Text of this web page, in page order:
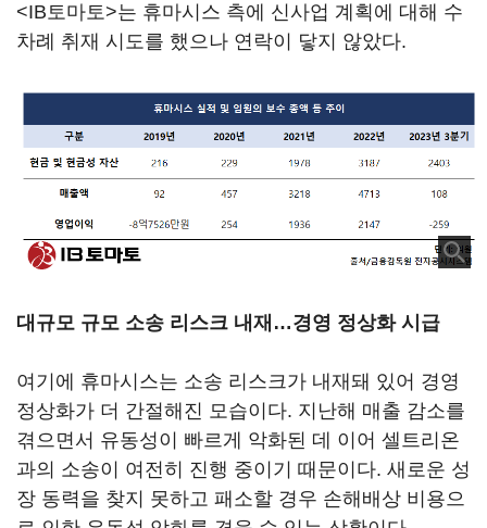
<IB토마토>는 휴마시스 측에 신사업 계획에 대해 수
차례 취재 시도를 했으나 연락이 닿지 않았다.
대규모 규모 소송 리스크 내재…경영 정상화 시급
여기에 휴마시스는 소송 리스크가 내재돼 있어 경영
정상화가 더 간절해진 모습이다. 지난해 매출 감소를
겪으면서 유동성이 빠르게 악화된 데 이어 셀트리온
과의 소송이 여전히 진행 중이기 때문이다. 새로운 성
장 동력을 찾지 못하고 패소할 경우 손해배상 비용으